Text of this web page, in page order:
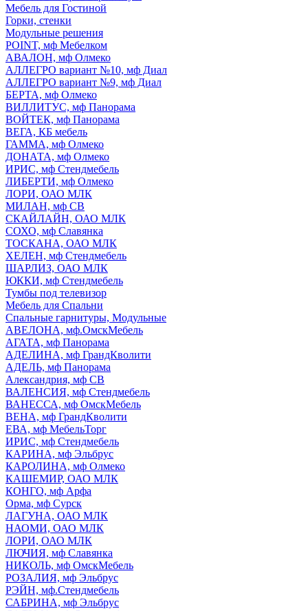
Мебель для Гостиной
Горки, стенки
Модульные решения
POINT, мф Мебелком
АВАЛОН, мф Олмеко
АЛЛЕГРО вариант №10, мф Диал
АЛЛЕГРО вариант №9, мф Диал
БЕРТА, мф Олмеко
ВИЛЛИТУС, мф Панорама
ВОЙТЕК, мф Панорама
ВЕГА, КБ мебель
ГАММА, мф Олмеко
ДОНАТА, мф Олмеко
ИРИС, мф Стендмебель
ЛИБЕРТИ, мф Олмеко
ЛОРИ, ОАО МЛК
МИЛАН, мф СВ
СКАЙЛАЙН, ОАО МЛК
СОХО, мф Славянка
ТОСКАНА, ОАО МЛК
ХЕЛЕН, мф Стендмебель
ШАРЛИЗ, ОАО МЛК
ЮККИ, мф Стендмебель
Тумбы под телевизор
Мебель для Спальни
Спальные гарнитуры, Модульные
АВЕЛОНА, мф.ОмскМебель
АГАТА, мф Панорама
АДЕЛИНА, мф ГрандКволити
АДЕЛЬ, мф Панорама
Александрия, мф СВ
ВАЛЕНСИЯ, мф Стендмебель
ВАНЕССА, мф ОмскМебель
ВЕНА, мф ГрандКволити
ЕВА, мф МебельТорг
ИРИС, мф Стендмебель
КАРИНА, мф Эльбрус
КАРОЛИНА, мф Олмеко
КАШЕМИР, ОАО МЛК
КОНГО, мф Арфа
Орма, мф Сурск
ЛАГУНА, ОАО МЛК
НАОМИ, ОАО МЛК
ЛОРИ, ОАО МЛК
ЛЮЧИЯ, мф Славянка
НИКОЛЬ, мф ОмскМебель
РОЗАЛИЯ, мф Эльбрус
РЭЙН, мф.Стендмебель
САБРИНА, мф Эльбрус